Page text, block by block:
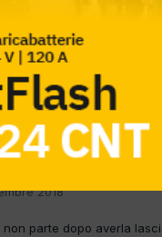
ALLA SOLUZIONE
da delta,28 Dicembre 2018
2018
parte dopo averla